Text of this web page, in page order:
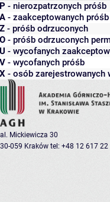
P - nierozpatrzonych próśb
A - zaakceptowanych próśb
Z - próśb odrzuconych
O - próśb odrzuconych
U - wycofanych
V - wycofanych próśb
X - osób zarejestrowanych
al. Mickiewicza 30
30-059 Kraków tel: +48 12 617 22